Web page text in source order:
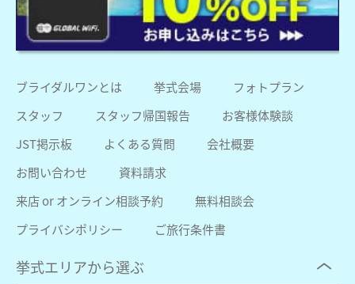
ブライダルワンとは 挙式会場
フォトプラン
スタッフ
スタッフ帰国報告
お客様体験談
JST掲示板
よくある質問
会社概要
お問い合わせ
資料請求
来店 or オンライン相談予約
無料相談会
プライバシポリシー
ご旅行条件書
挙式エリアから選ぶ